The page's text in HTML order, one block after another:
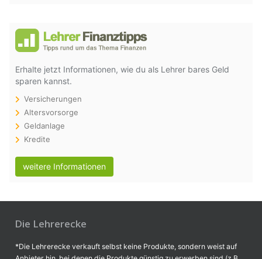
Erhalte jetzt Informationen, wie du als Lehrer bares Geld
sparen kannst.
Versicherungen
Altersvorsorge
Geldanlage
Kredite
weitere Informationen
Die Lehrerecke
*Die Lehrerecke verkauft selbst keine Produkte, sondern weist auf